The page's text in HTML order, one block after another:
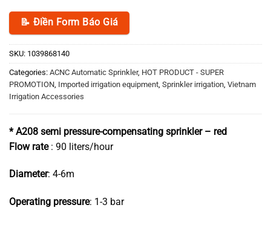
📝 Điền Form Báo Giá
SKU: 1039868140
Categories: ACNC Automatic Sprinkler, HOT PRODUCT - SUPER
PROMOTION Imported irrigation equipment Sprinkler irrigation Vietnam
Irrigation Accessories
* A208 semi pressure-compensating sprinkler – red
Flow rate: 90 liters/hour
Diameter: 4-6m
Operating pressure: 1-3 bar